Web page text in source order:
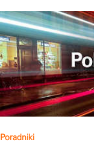
Poradniki